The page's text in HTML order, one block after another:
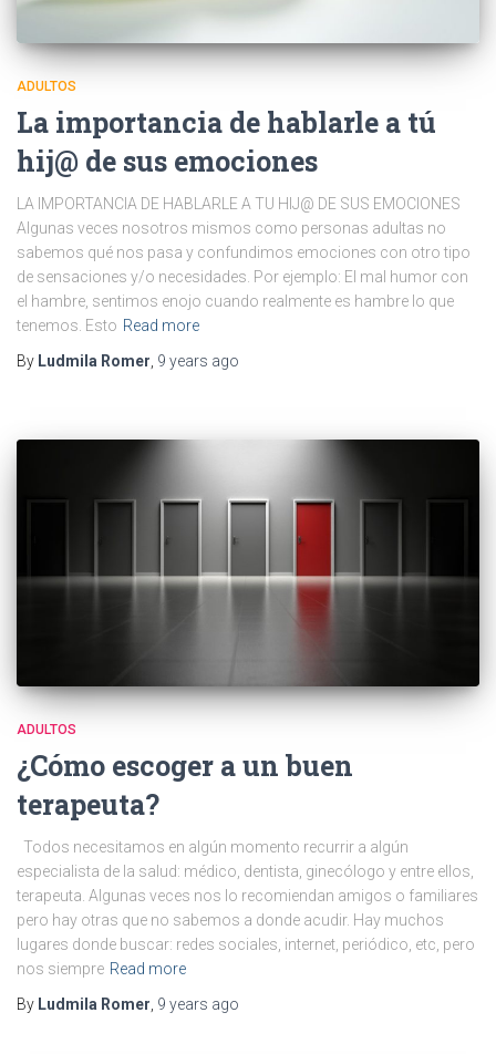
ADULTOS
La importancia de hablarle a tú
hij@ de sus emociones
LA IMPORTANCIA DE HABLARLE A TU HIJ@ DE SUS EMOCIONES
Algunas veces nosotros mismos como personas adultas no
sabemos qué nos pasa y confundimos emociones con otro tipo
de sensaciones y/o necesidades. Por ejemplo: El mal humor con
el hambre, sentimos enojo cuando realmente es hambre lo que
tenemos. Esto Read more
By Ludmila Romer 9 years ago
ADULTOS
¿Cómo escoger a un buen
terapeuta?
Todos necesitamos en algún momento recurrir a algún
especialista de la salud: médico, dentista, ginecólogo y entre ellos,
terapeuta. Algunas veces nos lo recomiendan amigos o familiares
pero hay otras que no sabemos a donde acudir. Hay muchos
lugares donde buscar: redes sociales, internet, periódico, etc, pero
nos siempre Read more
By Ludmila Romer 9 years ago